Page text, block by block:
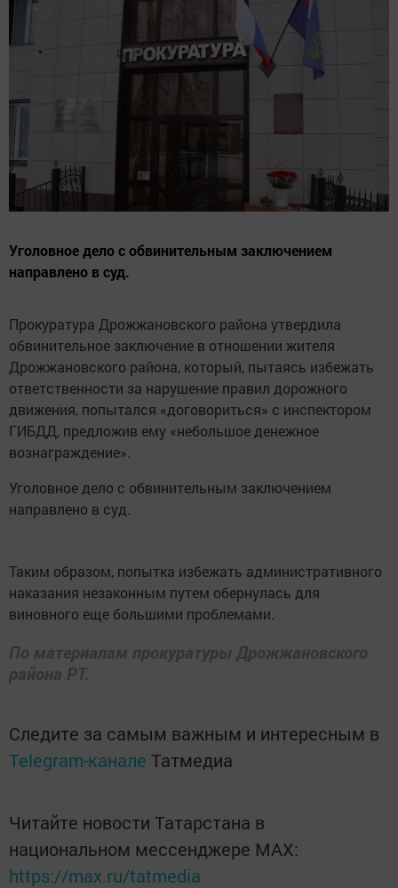
Уголовное дело с обвинительным заключением
направлено в суд.
Прокуратура Дрожжановского района утвердила
обвинительное заключение в отношении жителя
Дрожжановского района, который, пытаясь избежать
ответственности за нарушение правил дорожного
движения, попытался «договориться» с инспектором
ГИБДД, предложив ему «небольшое денежное
вознаграждение».
Уголовное дело с обвинительным заключением
направлено в суд.
Таким образом, попытка избежать административного
наказания незаконным путем обернулась для
виновного еще большими проблемами.
По материалам прокуратуры Дрожжановского
района РТ.
Следите за самым важным и интересным в
Telegram-канале Татмедиа
Читайте новости Татарстана в
национальном мессенджере MАХ:
https://max.ru/tatmedia